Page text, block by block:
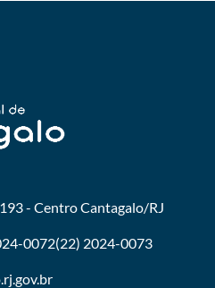
- CentroCantagalo/RJ
0072(22) 2024-0073